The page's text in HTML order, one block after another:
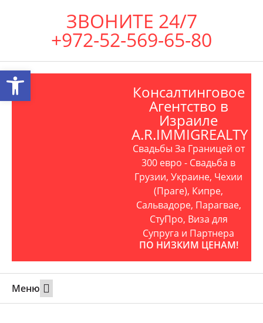
ЗВОНИТЕ 24/7
+972-52-569-65-80
Консалтинговое
Агентство в
Израиле
A.R.IMMIGREALTY
Свадьбы За Границей от
300 евро - Свадьба в
Грузии, Украине, Чехии
(Праге), Кипре,
Сальвадоре, Парагвае,
СтуПро, Виза для
Супруга и Партнера
ПО НИЗКИМ ЦЕНАМ!
Меню
Открыть панель инструментов